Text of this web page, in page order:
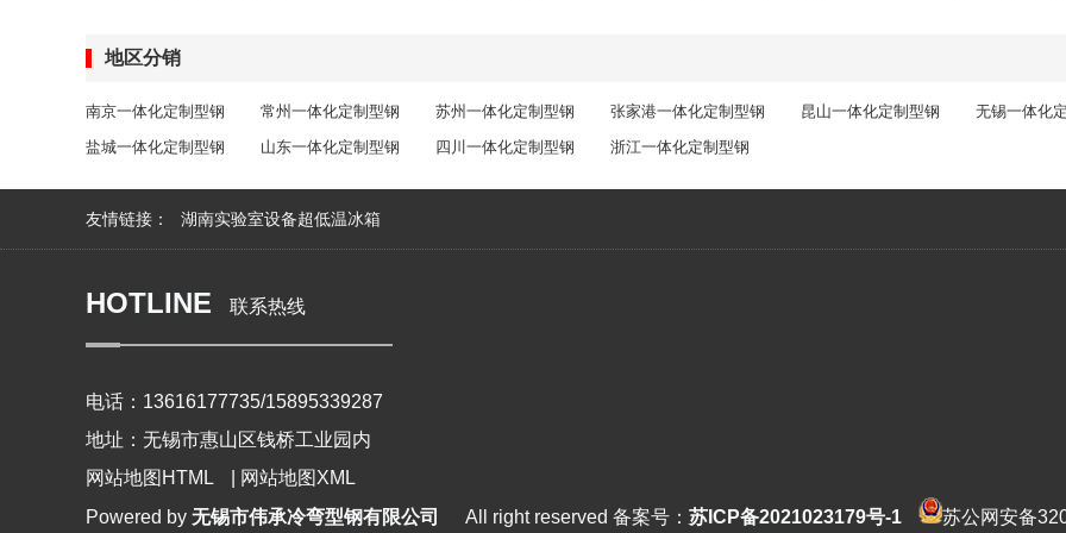
地区分销
南京一体化定制型钢 常州一体化定制型钢 苏州一体化定制型钢 张家港一体化定制型钢 昆山一体化定制型钢
无锡一体化
盐城一体化定制型钢
山东一体化定制型钢 四川一体化定制型钢 浙江一体化定制型钢
友情链接： 湖南实验室设备超低温冰箱
HOTLINE 联系热线
电话：13616177735/15895339287
地址：无锡市惠山区钱桥工业园内
网站地图HTML
网站地图XML
Powered by 无锡市伟承冷弯型钢有限公司 All right reserved 备案号： 苏ICP备2021023179号-1 苏公网安备